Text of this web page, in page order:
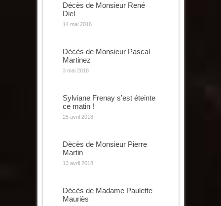
Décès de Monsieur René
Diel
14 mai 2018
Décès de Monsieur Pascal
Martinez
3 mai 2018
Sylviane Frenay s’est éteinte
ce matin !
25 avril 2018
Dècès de Monsieur Pierre
Martin
13 avril 2018
Décès de Madame Paulette
Mauriès